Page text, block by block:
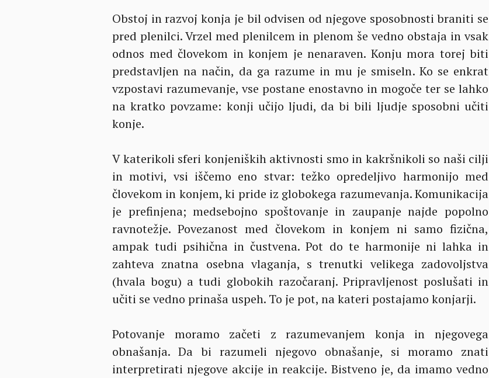
Obstoj in razvoj konja je bil odvisen od njegove sposobnosti braniti se
pred plenilci. Vrzel med plenilcem in plenom še vedno obstaja in vsak
odnos med človekom in konjem je nenaraven. Konju mora torej biti
predstavljen na način, da ga razume in mu je smiseln. Ko se enkrat
vzpostavi razumevanje, vse postane enostavno in mogoče ter se lahko
na kratko povzame: konji učijo ljudi, da bi bili ljudje sposobni učiti
konje.
V katerikoli sferi konjeniških aktivnosti smo in kakršnikoli so naši cilji
in motivi, vsi iščemo eno stvar: težko opredeljivo harmonijo med
človekom in konjem, ki pride iz globokega razumevanja. Komunikacija
je prefinjena; medsebojno spoštovanje in zaupanje najde popolno
ravnotežje. Povezanost med človekom in konjem ni samo fizična,
ampak tudi psihična in čustvena. Pot do te harmonije ni lahka in
zahteva znatna osebna vlaganja, s trenutki velikega zadovoljstva
(hvala bogu) a tudi globokih razočaranj. Pripravljenost poslušati in
učiti se vedno prinaša uspeh. To je pot, na kateri postajamo konjarji.
Potovanje moramo začeti z razumevanjem konja in njegovega
obnašanja. Da bi razumeli njegovo obnašanje, si moramo znati
interpretirati njegove akcije in reakcije. Bistveno je, da imamo vedno